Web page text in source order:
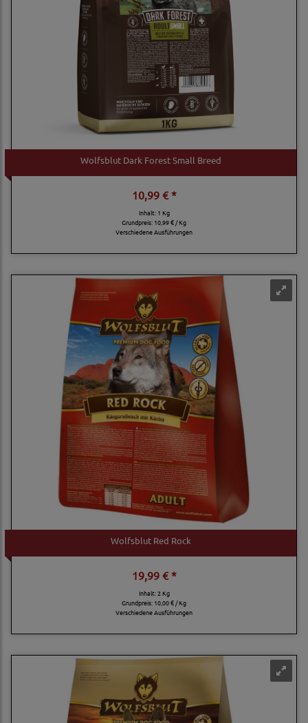
Wolfsblut Dark Forest Small Breed
10,99 € *
Inhalt: 1 Kg
Grundpreis: 10,99 € / Kg
Verschiedene Ausführungen
Wolfsblut Red Rock
19,99 € *
Inhalt: 2 Kg
Grundpreis: 10,00 € / Kg
Verschiedene Ausführungen